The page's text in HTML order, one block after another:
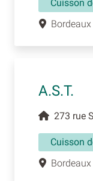
Cuisson
Bordeaux
A.S.T.
273 rue
Cuisson
Bordeaux